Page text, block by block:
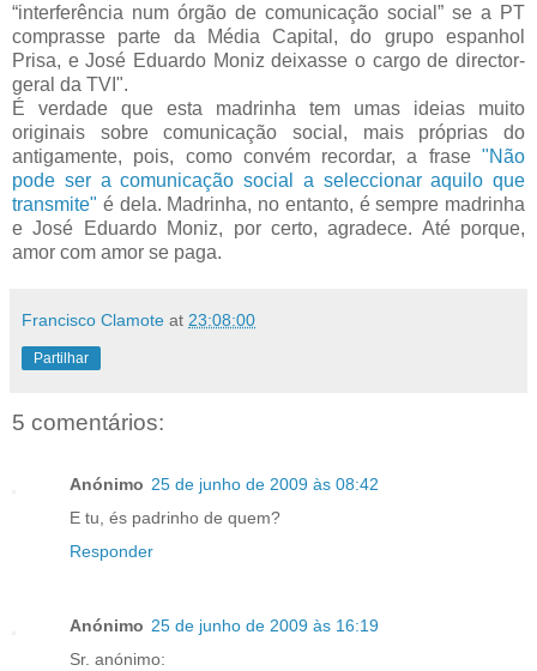
“interferência num órgão de comunicação social” se a PT
comprasse parte da Média Capital, do grupo espanhol
Prisa, e José Eduardo Moniz deixasse o cargo de director-
geral da TVI".
É verdade que esta madrinha tem umas ideias muito
originais sobre comunicação social, mais próprias do
antigamente, pois, como convém recordar, a frase "Não
pode ser a comunicação social a seleccionar aquilo que
transmite" é dela. Madrinha, no entanto, é sempre madrinha
e José Eduardo Moniz, por certo, agradece. Até porque,
amor com amor se paga.
Francisco Clamote at 23:08:00
Partilhar
5 comentários:
Anónimo 25 de junho de 2009 às 08:42
E tu, és padrinho de quem?
Responder
Anónimo 25 de junho de 2009 às 16:19
Sr. anónimo: